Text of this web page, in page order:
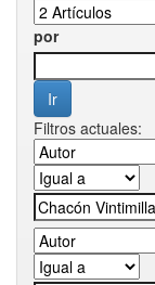
por
Filtros actuales: